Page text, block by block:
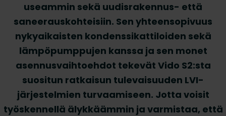
useammin sekä uudisrakennus- että
saneerauskohteisiin. Sen yhteensopivuus
nykyaikaisten kondenssikattiloiden sekä
lämpöpumppujen kanssa ja sen monet
asennusvaihtoehdot tekevät Vido S2:sta
suositun ratkaisun tulevaisuuden LVI-
järjestelmien turvaamiseen. Jotta voisit
työskennellä älykkäämmin ja varmistaa, että